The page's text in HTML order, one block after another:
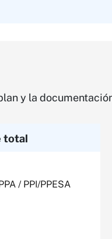
y la
total​
/ PPI/PPESA